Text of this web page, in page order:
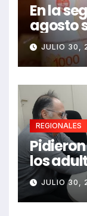
En la
agosto
JULIO 30,
REGIONALES
los
JULIO 30,